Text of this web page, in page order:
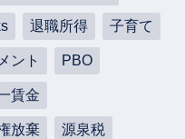
退職所得 子育て
ント PBO
賃金
放棄 源泉税